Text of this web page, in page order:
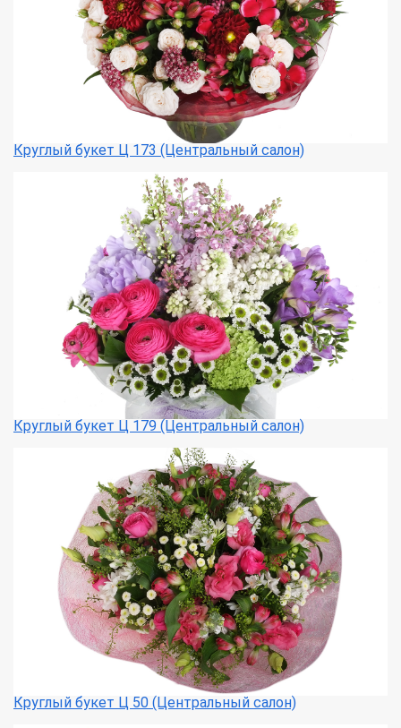
Круглый букет Ц 173 (Центральный салон)
Круглый букет Ц 179 (Центральный салон)
Круглый букет Ц 50 (Центральный салон)